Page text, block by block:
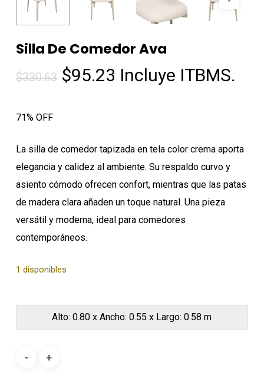
Silla De Comedor Ava
$330.63 El
$330.63.
$95.23 El
$95.23.
Incluye ITBMS.
71% OFF
La silla de comedor tapizada en tela color crema aporta
elegancia y calidez al ambiente. Su respaldo curvo y
asiento cómodo ofrecen confort, mientras que las patas
de madera clara añaden un toque natural. Una pieza
versátil y moderna, ideal para comedores
contemporáneos.
1 disponibles
Alto: 0.80 x Ancho: 0.55 x Largo: 0.58 m